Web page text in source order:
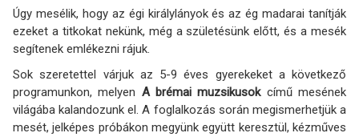
Úgy mesélik, hogy az égi királylányok és az ég madarai tanítják
ezeket a titkokat nekünk, még a születésünk előtt, és a mesék
segítenek emlékezni rájuk.
Sok szeretettel várjuk az 5-9 éves gyerekeket a következő
programunkon, melyen A brémai muzsikusok című mesének
világába kalandozunk el. A foglalkozás során megismerhetjük a
mesét, jelképes próbákon megyünk együtt keresztül, kézműves